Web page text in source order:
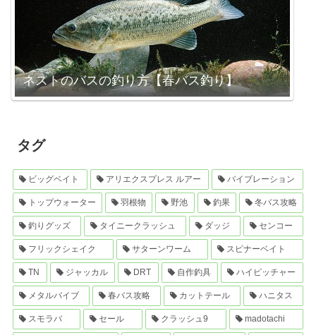
ネストのバスの釣り方【春バス釣り】
タグ
ビッグベイト アリエクスプレス ルアー バイブレーション
トップウォーター 羽根物 野池 釣果 冬バス攻略
釣りグッズ タイニークラッシュ ダッジ センコー
フリックシェイク サターンワーム スピナーベイト
TN ジャッカル DRT 自作釣具 ハイピッチャー
メタルバイブ 春バス攻略 カットテール ハニタス
スモラバ セール クラッシュ9 madotachi